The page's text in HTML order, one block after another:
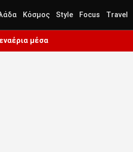
Κόσμος Style Focus Travel
μέσα